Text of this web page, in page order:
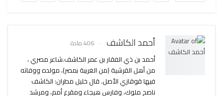
أحمد الكاشف 406 مادة
أحمد بن ذي الفقار بن عمر الكاشف.شاعر مصري ،
من أهل القرشية (من الغربية بمصر)، مولده ووفاته
فيها قوقازي الأصل. قال خليل مطران: الكاشف
ناصح ملوك، وفارس هيجاء ومقرع أمم، ومرشد